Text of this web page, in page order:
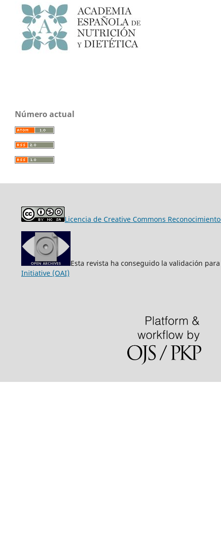
Número actual
Licencia de Creative Commons
Esta revista ha conseguido la validación
Initiative (OAI)